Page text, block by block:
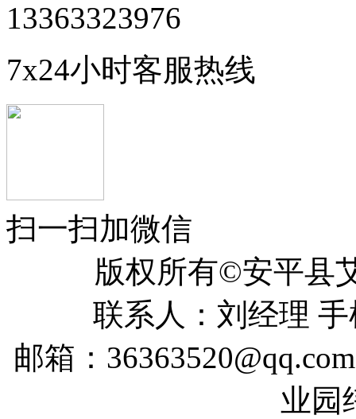
13363323976
7x24小时客服热线
扫一扫加微信
版权所有©安平
联系人：刘经理 手
邮箱：
业园